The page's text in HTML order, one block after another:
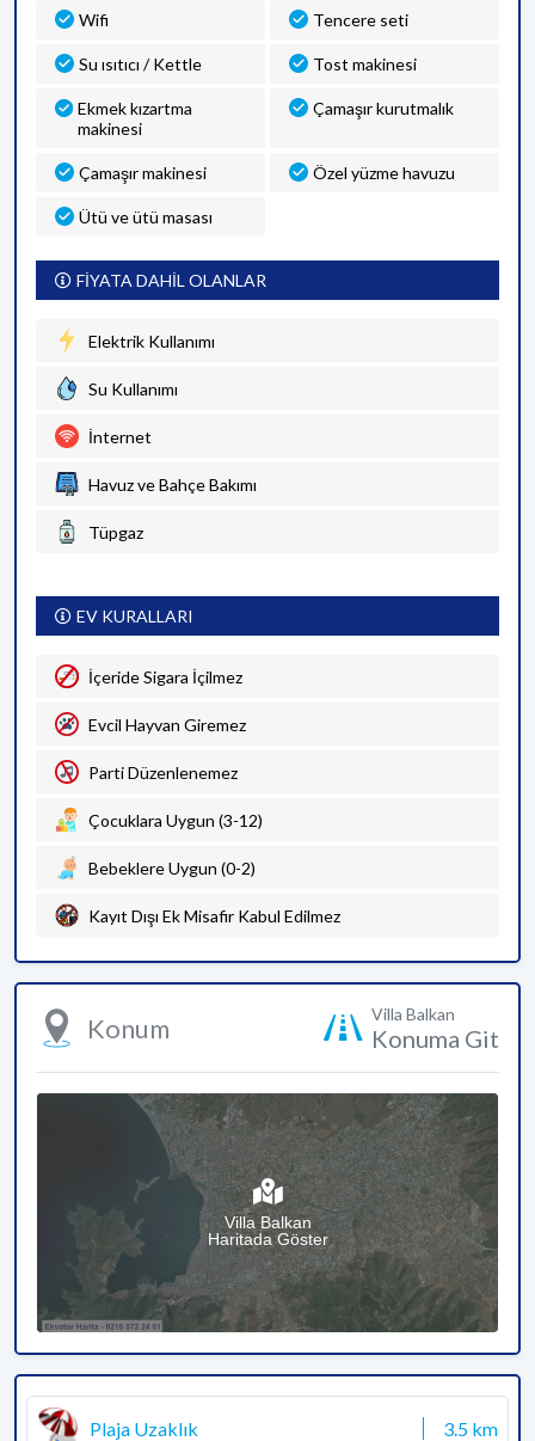
Wifi Tencere seti
Su ısıtıcı / Kettle Tost makinesi
Ekmek kızartma
makinesi
Çamaşır kurutmalık
Çamaşır makinesi Özel yüzme havuzu
Ütü ve ütü masası
FİYATA DAHİL OLANLAR
Elektrik Kullanımı
Su Kullanımı
İnternet
Havuz ve Bahçe Bakımı
Tüpgaz
EV KURALLARI
İçeride Sigara İçilmez
Evcil Hayvan Giremez
Parti Düzenlenemez
Çocuklara Uygun (3-12)
Bebeklere Uygun (0-2)
Kayıt Dışı Ek Misafir Kabul Edilmez
Konum Villa Balkan
Konuma Git
Villa Balkan
Haritada Göster
Plaja Uzaklık 3.5 km